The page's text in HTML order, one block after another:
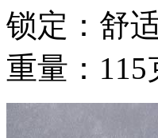
锁定：舒
重量：115